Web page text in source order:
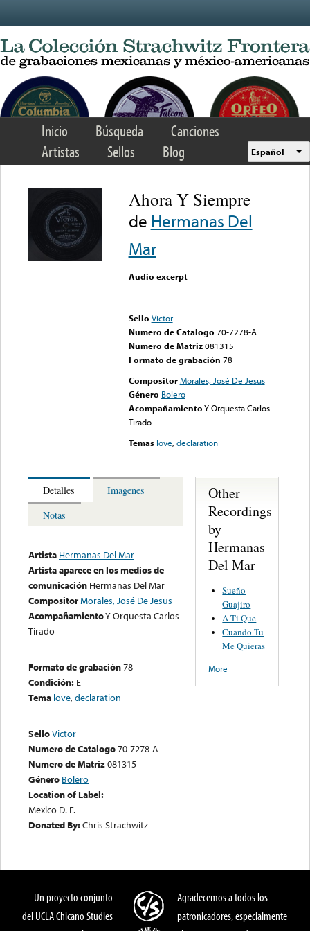
Inicio Búsqueda
Canciones
Artistas
Sellos Blog Español
Ahora Y Siempre
de Hermanas Del
Mar
Audio excerpt
Sello Victor
Numero de Catalogo 70-7278-A
Numero de Matriz 081315
Formato de grabación 78
Compositor Morales, José De Jesus
Género Bolero
AcompañamientoY Orquesta Carlos
Tirado
Temas love,declaration
Detalles
Imagenes
Notas
Artista Hermanas Del Mar
Artista aparece en los medios de
comunicación Hermanas Del Mar
CompositorMorales, José De Jesus
AcompañamientoY Orquesta Carlos
Tirado
Formato de grabación78
Condición: E
Tema love,declaration
SelloVictor
Numero de Catalogo70-7278-A
Numero de Matriz081315
Género Bolero
Location of Label:
Mexico D. F.
Donated By:Chris Strachwitz
Other
Recordings
by
Hermanas
Del Mar
Sueño
Guajiro
A Ti Que
Cuando Tu
Me Quieras
More
Un proyecto conjunto
del UCLA Chicano Studies
Agradecemos a todos los
patronicadores, especialmente